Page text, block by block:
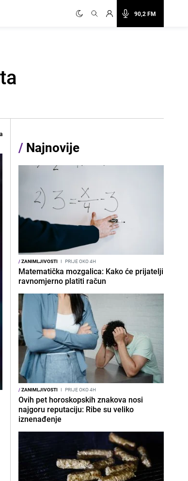
90,2 FM
/ Najnovije
/ZANIMLJIVOSTI I PRIJE OKO 4H
Matematička mozgalica: Kako će prijatelji
ravnomjerno platiti račun
/ZANIMLJIVOSTI I PRIJE OKO 4H
Ovih pet horoskopskih znakova nosi
najgoru reputaciju: Ribe su veliko
iznenađenje